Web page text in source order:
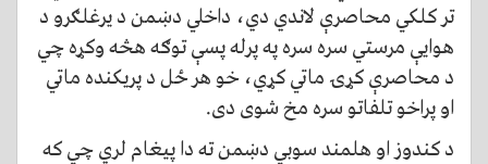
تر کلکي محاصرې لاندي دي، داخلي دښمن د یرغلګرو د
هوایې مرستي سره سره په پرله پسې توګه هڅه وکړه چي
د محاصرې کړۍ ماتي کړي، خو هر ځل د پریکنده ماتي
او پراخو تلفاتو سره مخ شوی دی.
د کندوز او هلمند سوبي دښمن ته دا پیغام لري چي که